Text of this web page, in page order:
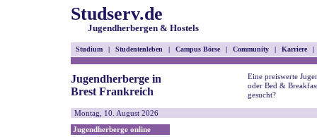
Studserv.de
Jugendherbergen & Hostels
Studium | Studentenleben | Campus Börse | Community | Karriere |
Jugendherberge in
Brest Frankreich
Eine preiswerte
oder Bed &
gesucht?
Montag, 10. August 2026
Jugendherberge online